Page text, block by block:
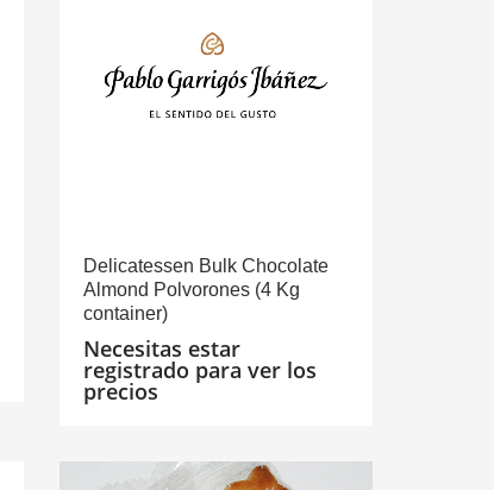
Delicatessen Bulk Chocolate
Almond Polvorones (4 Kg
container)
Necesitas estar
registrado para ver los
precios